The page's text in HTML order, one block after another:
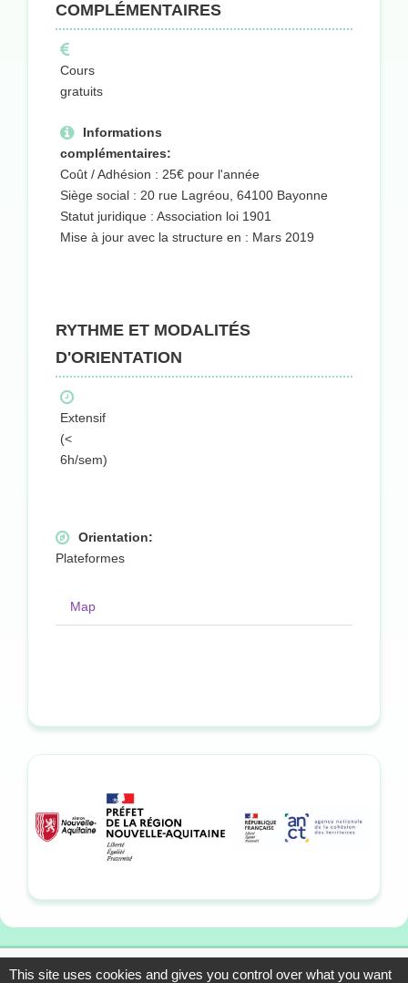
COMPLÉMENTAIRES
Cours
gratuits
Informations
complémentaires:
Coût / Adhésion : 25€ pour l'année
Siège social : 20 rue Lagréou, 64100 Bayonne
Statut juridique : Association loi 1901
Mise à jour avec la structure en : Mars 2019
RYTHME ET MODALITÉS
D'ORIENTATION
Extensif
(<
6h/sem)
Orientation:
Plateformes
Map
This site uses cookies and gives you control over what you want